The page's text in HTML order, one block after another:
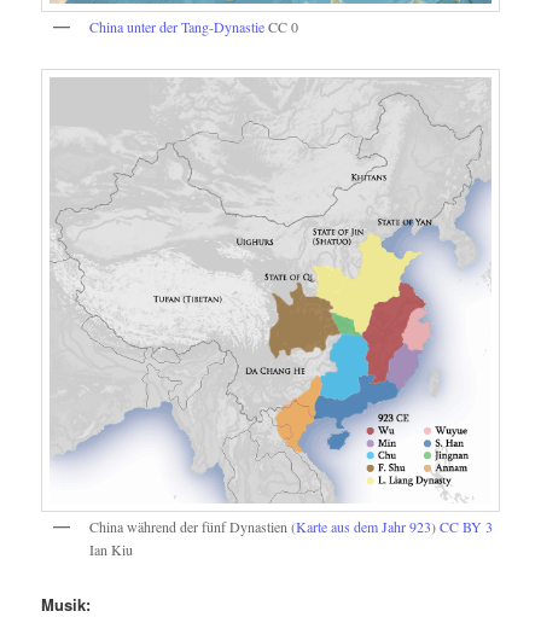
China unter der Tang-DynastieCC 0
China während der fünf Dynastien (Karte aus dem Jahr 923)CC BY 3
Ian Kiu
Musik: